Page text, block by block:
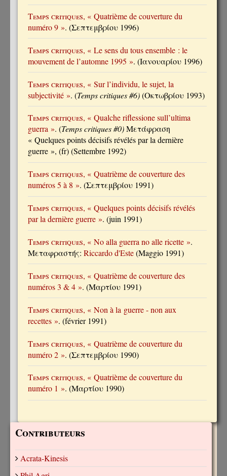
Temps critiques, « Quatrième de couverture du
numéro 9 ». (Σεπτεμβρίου 1996)
Temps critiques, « Le sens du tous ensemble : le
mouvement de l’automne 1995 ». (Ιανουαρίου 1996)
Temps critiques, « Sur l’individu, le sujet, la
subjectivité ». (Temps critiques #6)(Οκτωβρίου 1993)
Temps critiques, « Qualche riflessione sull’ultima
guerra ». (Temps critiques #0)Μετάφραση
« Quelques points décisifs révélés par la dernière
guerre », (fr) (Settembre 1992)
Temps critiques, « Quatrième de couverture des
numéros 5 à 8 ». (Σεπτεμβρίου 1991)
Temps critiques, « Quelques points décisifs révélés
par la dernière guerre ». (juin 1991)
Temps critiques, « No alla guerra no alle ricette ».
Μεταφραστής: Riccardo d'Este(Maggio 1991)
Temps critiques, « Quatrième de couverture des
numéros 3 & 4 ». (Μαρτίου 1991)
Temps critiques, « Non à la guerre - non aux
recettes ». (février 1991)
Temps critiques, « Quatrième de couverture du
numéro 2 ». (Σεπτεμβρίου 1990)
Temps critiques, « Quatrième de couverture du
numéro 1 ». (Μαρτίου 1990)
Contributeurs
Acrata-Kinesis